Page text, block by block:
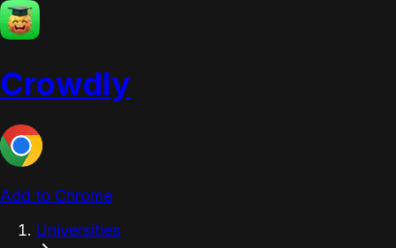
Crowdly
Add to Chrome
Universities